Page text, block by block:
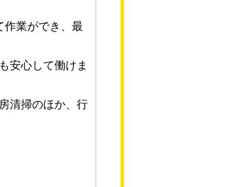
作業ができ、最
安心して働けま
清掃のほか、行